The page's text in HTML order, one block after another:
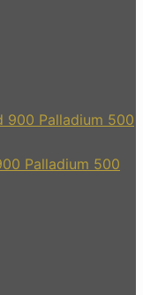
Palladium 500